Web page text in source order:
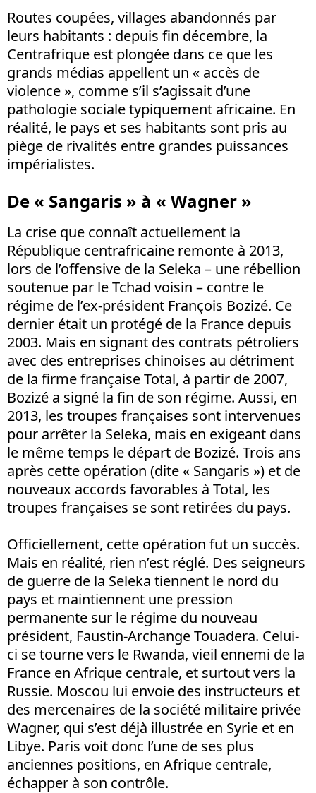
Routes coupées, villages abandonnés par
leurs habitants : depuis fin décembre, la
Centrafrique est plongée dans ce que les
grands médias appellent un « accès de
violence », comme s’il s’agissait d’une
pathologie sociale typiquement africaine. En
réalité, le pays et ses habitants sont pris au
piège de rivalités entre grandes puissances
impérialistes.
De « Sangaris » à « Wagner »
La crise que connaît actuellement la
République centrafricaine remonte à 2013,
lors de l’offensive de la Seleka – une rébellion
soutenue par le Tchad voisin – contre le
régime de l’ex-président François Bozizé. Ce
dernier était un protégé de la France depuis
2003. Mais en signant des contrats pétroliers
avec des entreprises chinoises au détriment
de la firme française Total, à partir de 2007,
Bozizé a signé la fin de son régime. Aussi, en
2013, les troupes françaises sont intervenues
pour arrêter la Seleka, mais en exigeant dans
le même temps le départ de Bozizé. Trois ans
après cette opération (dite « Sangaris ») et de
nouveaux accords favorables à Total, les
troupes françaises se sont retirées du pays.
Officiellement, cette opération fut un succès.
Mais en réalité, rien n’est réglé. Des seigneurs
de guerre de la Seleka tiennent le nord du
pays et maintiennent une pression
permanente sur le régime du nouveau
président, Faustin-Archange Touadera. Celui-
ci se tourne vers le Rwanda, vieil ennemi de la
France en Afrique centrale, et surtout vers la
Russie. Moscou lui envoie des instructeurs et
des mercenaires de la société militaire privée
Wagner, qui s’est déjà illustrée en Syrie et en
Libye. Paris voit donc l’une de ses plus
anciennes positions, en Afrique centrale,
échapper à son contrôle.